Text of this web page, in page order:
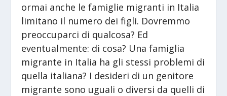
ormai anche le famiglie migranti in Italia
limitano il numero dei figli. Dovremmo
preoccuparci di qualcosa? Ed
eventualmente: di cosa? Una famiglia
migrante in Italia ha gli stessi problemi di
quella italiana? I desideri di un genitore
migrante sono uguali o diversi da quelli di